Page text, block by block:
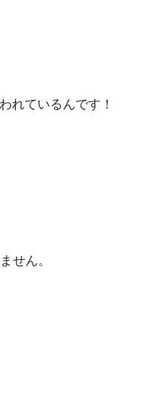
れているんです！
せん。